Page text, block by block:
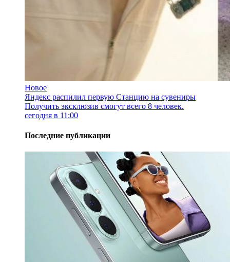
Новое
Яндекс распилил первую Станцию на сувениры
Получить эксклюзив смогут всего 8 человек.
сегодня в 11:00
Последние публикации